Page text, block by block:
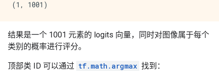
结果是一个 1001 元素的 logits 向量，同时对图像属于每个
类别的概率进行评分。
顶部类 ID 可以通过 tf.math.argmax 找到：